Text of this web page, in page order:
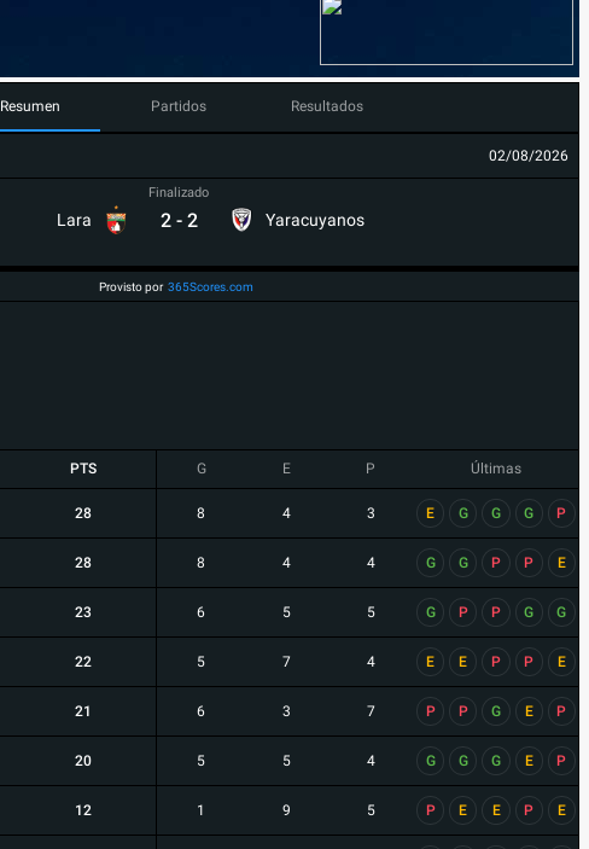
Resumen Partidos Resultados
02/08/2026
Lara
Finalizado
2 - 2 Yaracuyanos
Provisto por 365Scores.com
PTS G E P Últimas
28 8 4 3 E G G G P
28 8 4 4 G G P P E
23 6 5 5 G P P G G
22 5 7 4 E E P P E
21 6 3 7 P P G E P
20 5 5 4 G G G E P
12 1 9 5 P E E P E